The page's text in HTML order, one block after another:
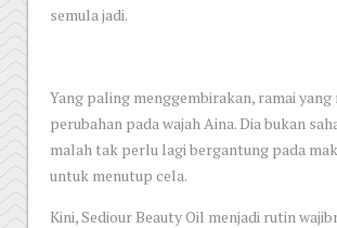
semula jadi.
Yang paling menggembirakan, ramai yang
perubahan pada wajah Aina. Dia bukan
malah tak perlu lagi bergantung pada
untuk menutup cela.
Kini, Sediour Beauty Oil menjadi rutin